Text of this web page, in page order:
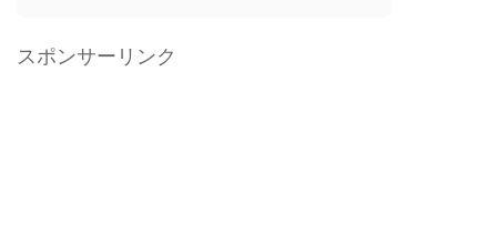
スポンサーリンク